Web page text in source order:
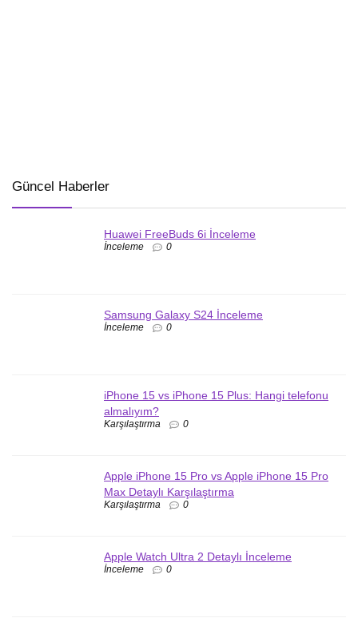
Güncel Haberler
Huawei FreeBuds 6i İnceleme
İnceleme 0
Samsung Galaxy S24 İnceleme
İnceleme 0
iPhone 15 vs iPhone 15 Plus: Hangi telefonu
almalıyım?
Karşılaştırma 0
Apple iPhone 15 Pro vs Apple iPhone 15 Pro
Max Detaylı Karşılaştırma
Karşılaştırma 0
Apple Watch Ultra 2 Detaylı İnceleme
İnceleme 0